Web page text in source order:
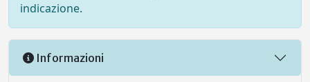
indicazione.
Informazioni